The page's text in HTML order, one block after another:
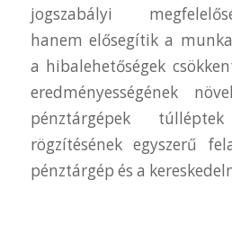
jogszabályi
hanem elősegítik a
a hibalehetőségek
eredményességének
pénztárgépek
rögzítésének egyszerű
pénztárgép és a